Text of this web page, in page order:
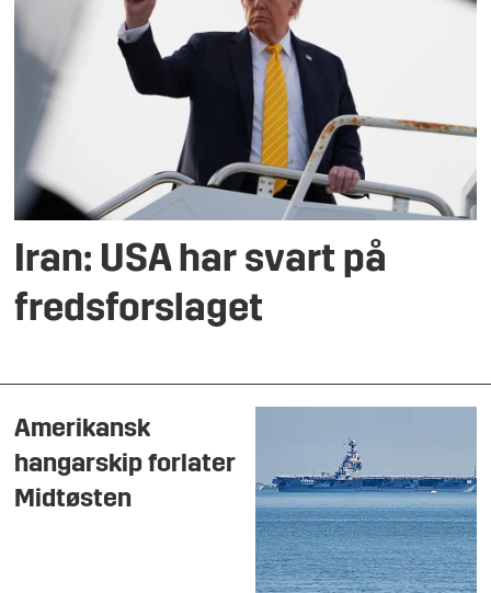
Iran: USA har svart på
fredsforslaget
Amerikansk
hangarskip forlater
Midtøsten